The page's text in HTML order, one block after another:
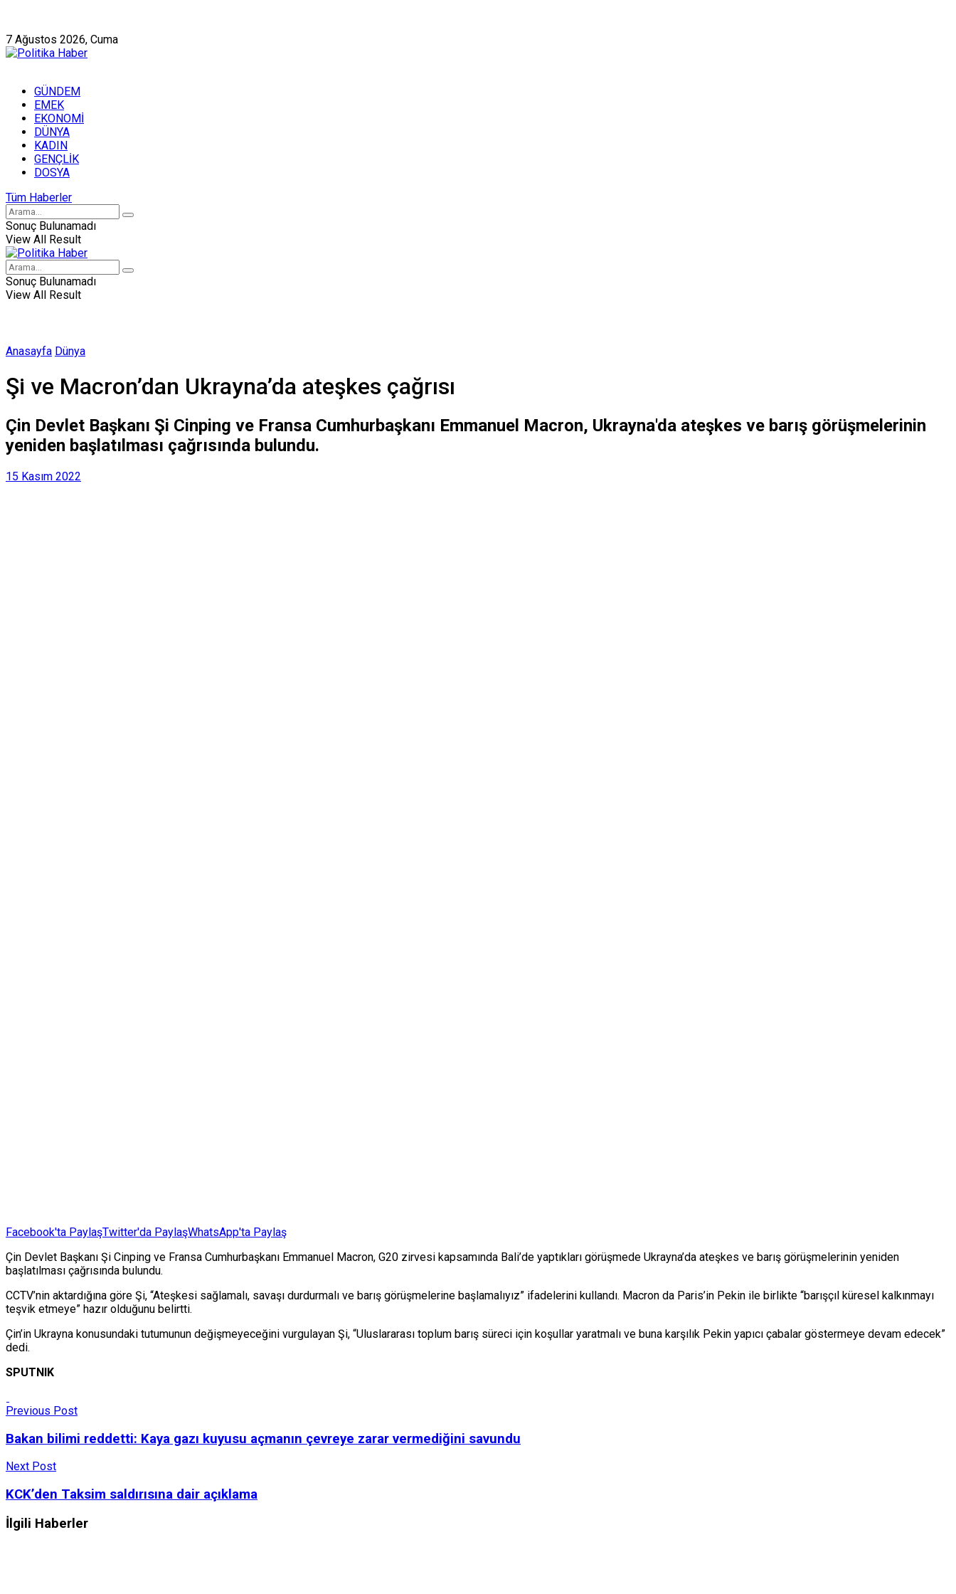
7 Ağustos 2026, Cuma
GÜNDEM
EMEK
EKONOMİ
DÜNYA
KADIN
GENÇLİK
DOSYA
Tüm Haberler
Sonuç Bulunamadı
View All Result
Sonuç Bulunamadı
View All Result
Anasayfa Dünya
Şi ve Macron’dan Ukrayna’da ateşkes çağrısı
Çin Devlet Başkanı Şi Cinping ve Fransa Cumhurbaşkanı Emmanuel Macron, Ukrayna'da ateşkes ve barış görüşmelerinin
yeniden başlatılması çağrısında bulundu.
15 Kasım 2022
Facebook'ta PaylaşTwitter'da PaylaşWhatsApp'ta Paylaş
Çin Devlet Başkanı Şi Cinping ve Fransa Cumhurbaşkanı Emmanuel Macron, G20 zirvesi kapsamında Bali’de yaptıkları görüşmede Ukrayna’da ateşkes ve barış görüşmelerinin yeniden
başlatılması çağrısında bulundu.
CCTV’nin aktardığına göre Şi, “Ateşkesi sağlamalı, savaşı durdurmalı ve barış görüşmelerine başlamalıyız” ifadelerini kullandı. Macron da Paris’in Pekin ile birlikte “barışçıl küresel kalkınmayı
teşvik etmeye” hazır olduğunu belirtti.
Çin’in Ukrayna konusundaki tutumunun değişmeyeceğini vurgulayan Şi, “Uluslararası toplum barış süreci için koşullar yaratmalı ve buna karşılık Pekin yapıcı çabalar göstermeye devam edecek”
dedi.
SPUTNIK
Previous Post
Bakan bilimi reddetti: Kaya gazı kuyusu açmanın çevreye zarar vermediğini savundu
Next Post
KCK’den Taksim saldırısına dair açıklama
İlgili Haberler